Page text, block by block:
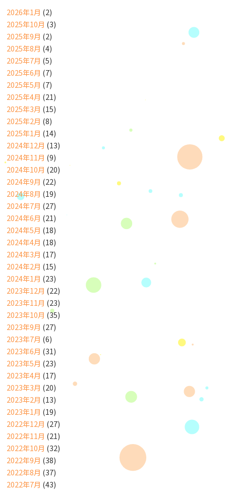
2026年1月 (2)
2025年10月 (3)
2025年9月 (2)
2025年8月 (4)
2025年7月 (5)
2025年6月 (7)
2025年5月 (7)
2025年4月 (21)
2025年3月 (15)
2025年2月 (8)
2025年1月 (14)
2024年12月 (13)
2024年11月 (9)
2024年10月 (20)
2024年9月 (22)
2024年8月 (19)
2024年7月 (27)
2024年6月 (21)
2024年5月 (18)
2024年4月 (18)
2024年3月 (17)
2024年2月 (15)
2024年1月 (23)
2023年12月 (22)
2023年11月 (23)
2023年10月 (35)
2023年9月 (27)
2023年7月 (6)
2023年6月 (31)
2023年5月 (23)
2023年4月 (17)
2023年3月 (20)
2023年2月 (13)
2023年1月 (19)
2022年12月 (27)
2022年11月 (21)
2022年10月 (32)
2022年9月 (38)
2022年8月 (37)
2022年7月 (43)